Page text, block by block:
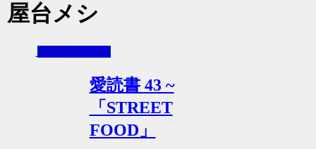
屋台メシ
Yoshiの 愛読書
愛読書 43 ~
「STREET
FOOD」